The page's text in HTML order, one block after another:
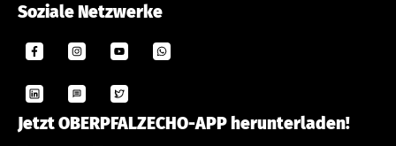
Soziale Netzwerke
Jetzt OBERPFALZECHO-APP herunterladen!